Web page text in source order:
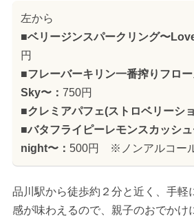
左から
■ベリージンスパークリング〜
円
■フレーバーキリン一番搾りフロ
Sky〜： 750円
■クレミアパフェ(ストロベリーシ
■バタフライピーレモンスカッシ
night〜： 500円 ※ノンアルコー
品川駅から徒歩約２分と近く、手軽
感が味わえるので、親子のおでか